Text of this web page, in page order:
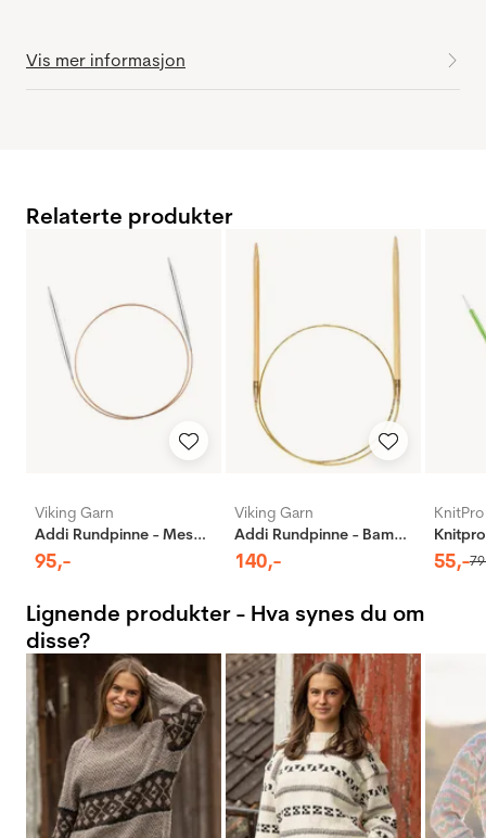
Vis mer informasjon
Relaterte produkter
Viking Garn
Addi Rundpinne - Messing
95,-
Viking Garn
Addi Rundpinne - Bambus
140,-
KnitPro
55,-79
Lignende produkter - Hva synes du om
disse?